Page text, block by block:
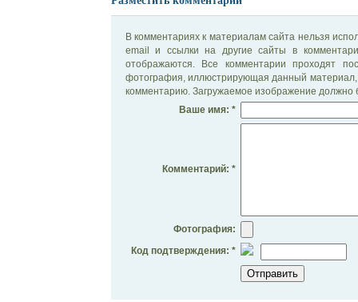
В комментариях к материалам сайта нельзя
email и ссылки на другие сайты в
отображаются. Все комментарии проходят
фотография, иллюстрирующая данный материал,
комментарию. Загружаемое изображение должно
Ваше имя: *
Комментарий: *
Фотография:
Код подтверждения: *